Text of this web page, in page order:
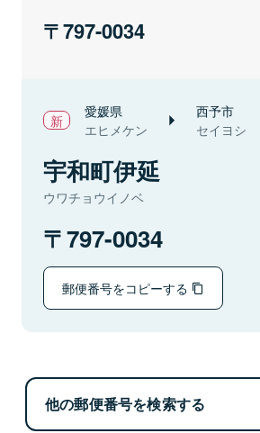
797-0034
愛媛県
エヒメケン
西予市
セイヨシ
宇和町伊延
ウワチョウイノベ
797-0034
郵便番号をコピーする
他の郵便番号を検索する